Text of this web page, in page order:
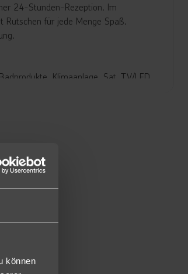
können
24-Stunden-Rezeption. Im
Rutschen für jede Menge Spaß.
Klimaanlage, Sat. TV/LED,
diese Zimmer (DD2) über mehr
über direktem Zugang zum
Wohnfläche (DF2).